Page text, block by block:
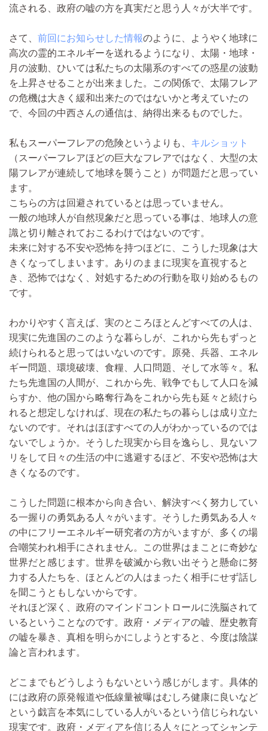
流される、政府の嘘の方を真実だと思う人々が大半です。
さて、 前回にお知らせした情報のように、ようやく地球に
高次の霊的エネルギーを送れるようになり、太陽・地球・
月の波動、ひいては私たちの太陽系のすべての惑星の波動
を上昇させることが出来ました。この関係で、太陽フレア
の危機は大きく緩和出来たのではないかと考えていたの
で、今回の中西さんの通信は、納得出来るものでした。
私もスーパーフレアの危険というよりも、 キルショット
（スーパーフレアほどの巨大なフレアではなく、大型の太
陽フレアが連続して地球を襲うこと）が問題だと思ってい
ます。
こちらの方は回避されているとは思っていません。
一般の地球人が自然現象だと思っている事は、地球人の意
識と切り離されておこるわけではないのです。
未来に対する不安や恐怖を持つほどに、こうした現象は大
きくなってしまいます。ありのままに現実を直視すると
き、恐怖ではなく、対処するための行動を取り始めるもの
です。
わかりやすく言えば、実のところほとんどすべての人は、
現実に先進国のこのような暮らしが、これから先もずっと
続けられると思ってはいないのです。原発、兵器、エネル
ギー問題、環境破壊、食糧、人口問題、そして水等々。私
たち先進国の人間が、これから先、戦争でもして人口を減
らすか、他の国から略奪行為をこれから先も延々と続けら
れると想定しなければ、現在の私たちの暮らしは成り立た
ないのです。それはほぼすべての人がわかっているのでは
ないでしょうか。そうした現実から目を逸らし、見ないフ
リをして日々の生活の中に逃避するほど、不安や恐怖は大
きくなるのです。
こうした問題に根本から向き合い、解決すべく努力してい
る一握りの勇気ある人々がいます。そうした勇気ある人々
の中にフリーエネルギー研究者の方がいますが、多くの場
合嘲笑われ相手にされません。この世界はまことに奇妙な
世界だと感じます。世界を破滅から救い出そうと懸命に努
力する人たちを、ほとんどの人はまったく相手にせず話し
を聞こうともしないからです。
それほど深く、政府のマインドコントロールに洗脳されて
いるということなのです。政府・メディアの嘘、歴史教育
の嘘を暴き、真相を明らかにしようとすると、今度は陰謀
論と言われます。
どこまでもどうしようもないという感じがします。具体的
には政府の原発報道や低線量被曝はむしろ健康に良いなど
という戯言を本気にしている人がいるという信じられない
現実です。政府・メディアを信じる人々にとってシャンテ